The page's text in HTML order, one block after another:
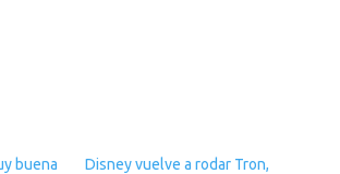
buena
Disney vuelve a rodar Tron,